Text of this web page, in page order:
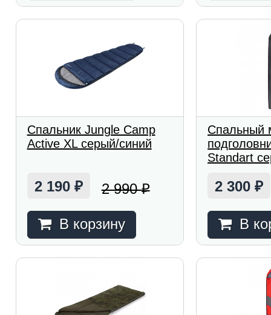
Спальник Jungle Camp
Active XL серый/синий
2 190 ₽ 2 990₽
В корзину
Спальный
Standart
2 300₽
В